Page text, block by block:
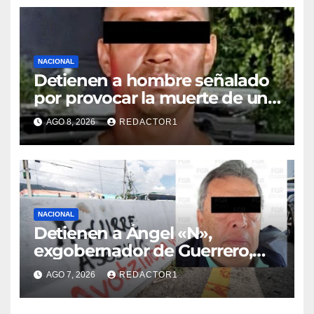
NACIONAL
Detienen a hombre señalado
por provocar la muerte de un
adulto mayor
AGO 8, 2026 REDACTOR1
NACIONAL
Detienen a Ángel «N»,
exgobernador de Guerrero,
por el caso Ayotzinapa
AGO 7, 2026 REDACTOR1